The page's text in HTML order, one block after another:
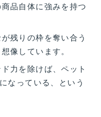
品自体に強みを持つ
残りの枠を奪い合う
像しています。
力を除けば、ペット
なっている、という